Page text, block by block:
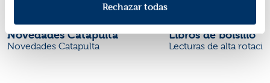
Rechazar todas
Novedades Catapulta
Novedades Catapulta
Libros de bolsillo
Lecturas de alta